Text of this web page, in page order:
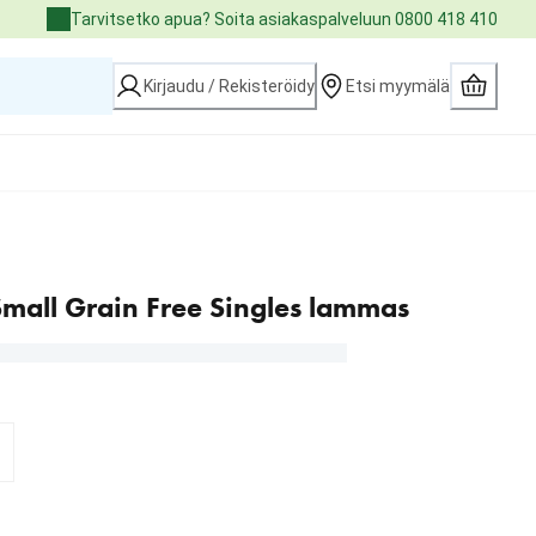
Tarvitsetko apua? Soita asiakaspalveluun 0800 418 410
Kirjaudu / Rekisteröidy Etsi myymälä
Grain Free Singles lammas